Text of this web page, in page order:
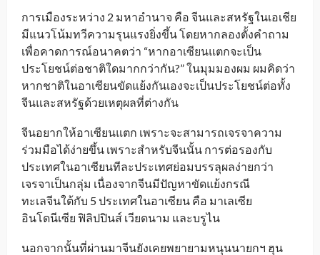
การเมืองระหว่าง 2 มหาอำนาจ คือ จีนและสหรัฐในเอเชีย
มีแนวโน้มทวีความรุนแรงยิ่งขึ้น โดยหากลองตั้งคำถาม
เพื่อคาดการณ์อนาคตว่า “หากอาเซียนแตกจะเป็น
ประโยชน์ต่อชาติใดมากกว่ากัน?” ในมุมมองผม ผมคิดว่า
หากชาติในอาเซียนขัดแย้งกันเองจะเป็นประโยชน์ต่อทั้ง
จีนและสหรัฐด้วยเหตุผลที่ต่างกัน
จีนอยากให้อาเซียนแตก เพราะจะสามารถเจรจาความ
ร่วมมือได้ง่ายขึ้น เพราะสำหรับจีนนั้น การต่อรองกับ
ประเทศในอาเซียนทีละประเทศย่อมบรรลุผลง่ายกว่า
เจรจาเป็นกลุ่ม เนื่องจากจีนมีปัญหาขัดแย้งกรณี
ทะเลจีนใต้กับ 5 ประเทศในอาเซียน คือ มาเลเซีย
อินโดนีเซีย ฟิลิปปินส์ เวียดนาม และบรูไน
นอกจากนั้นที่ผ่านมาจีนยังเคยพยายามหนุนนายกฯ ฮุน